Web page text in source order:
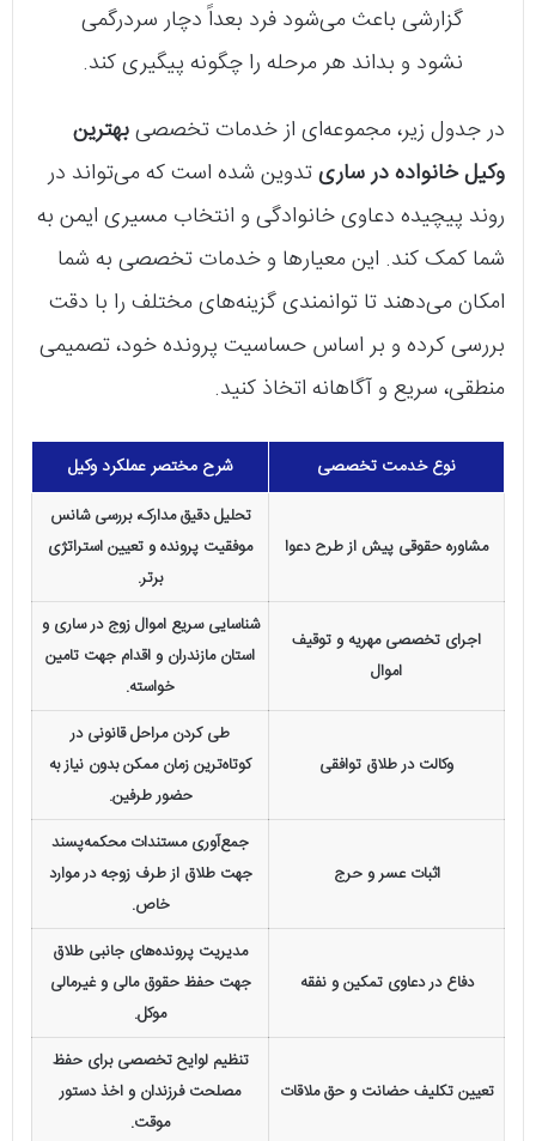
گزارشی باعث می‌شود فرد بعداً دچار سردرگمی
نشود و بداند هر مرحله را چگونه پیگیری کند.
در جدول زیر، مجموعه‌ای از خدمات تخصصیبهترین
وکیل خانواده در ساریتدوین شده است که می‌تواند در
روند پیچیده دعاوی خانوادگی و انتخاب مسیری ایمن به
شما کمک کند. این معیارها و خدمات تخصصی به شما
امکان می‌دهند تا توانمندی گزینه‌های مختلف را با دقت
بررسی کرده و بر اساس حساسیت پرونده خود، تصمیمی
منطقی، سریع و آگاهانه اتخاذ کنید.
نوع خدمت تخصصی شرح مختصر عملکرد وکیل
مشاوره حقوقی پیش از طرح دعوا
تحلیل دقیق مدارک، بررسی شانس
موفقیت پرونده و تعیین استراتژی
برتر.
اجرای تخصصی مهریه و توقیف
اموال
شناسایی سریع اموال زوج در ساری و
استان مازندران و اقدام جهت تامین
خواسته.
وکالت در طلاق توافقی
طی کردن مراحل قانونی در
کوتاه‌ترین زمان ممکن بدون نیاز به
حضور طرفین.
اثبات عسر و حرج
جمع‌آوری مستندات محکمه‌پسند
جهت طلاق از طرف زوجه در موارد
خاص.
دفاع در دعاوی تمکین و نفقه
مدیریت پرونده‌های جانبی طلاق
جهت حفظ حقوق مالی و غیرمالی
موکل.
تعیین تکلیف حضانت و حق ملاقات
تنظیم لوایح تخصصی برای حفظ
مصلحت فرزندان و اخذ دستور
موقت.